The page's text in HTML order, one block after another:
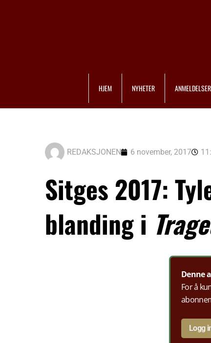
HJEM NYHETER ANMELDELSER
REDAKSJONEN 6 november, 2017
Sitges 2017:
blanding i
Denne
For å
Logg